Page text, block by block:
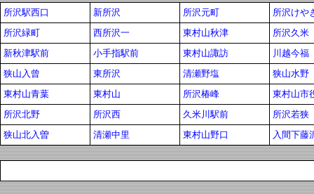
所沢駅西口
新所沢 所沢元町
所沢けや
所沢緑町
西所沢一 東村山秋津
所沢久米
新秋津駅前
小手指駅前 東村山諏訪
川越今福
狭山入曾
東所沢 清瀬野塩
狭山水野
東村山青葉
東村山 所沢椿峰
東村山市
所沢北野
所沢西 久米川駅前
所沢若狭
狭山北入曽
清瀬中里 東村山野口 入間下藤